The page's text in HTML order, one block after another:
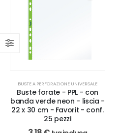
BUSTE A PERFORAZIONE UNIVERSALE
Buste forate - PPL - con
banda verde neon - liscia -
22 x 30 cm - Favorit - conf.
25 pezzi